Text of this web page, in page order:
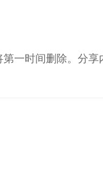
一时间删除。分享